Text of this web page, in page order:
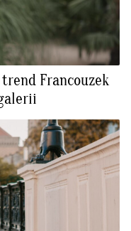
Francouzek